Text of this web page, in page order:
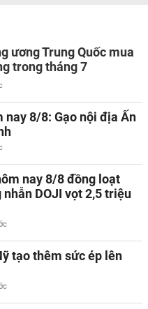
ương Trung Quốc mua
trong tháng 7
nay 8/8: Gạo nội địa Ấn
nay 8/8 đồng loạt
nhẫn DOJI vọt 2,5 triệu
tạo thêm sức ép lên